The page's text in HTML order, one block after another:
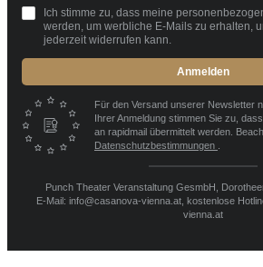
Ich stimme zu, dass meine
werden, um werbliche E-Mails zu erhalten,
jederzeit widerrufen kann.
Anmelden
Für den Versand unserer Newsletter
Ihrer Anmeldung stimmen Sie zu,
an rapidmail übermittelt werden.
Datenschutzbestimmungen
Punch Theater Veranstaltung GesmbH,
E-Mail: info@casanova-vienna.at, kostenlose
vienna.at